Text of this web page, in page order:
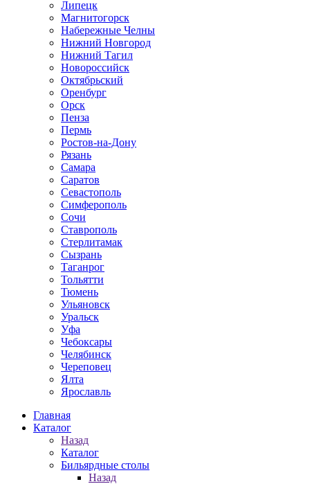
Липецк
Магнитогорск
Набережные Челны
Нижний Новгород
Нижний Тагил
Новороссийск
Октябрьский
Оренбург
Орск
Пенза
Пермь
Ростов-на-Дону
Рязань
Самара
Саратов
Севастополь
Симферополь
Сочи
Ставрополь
Стерлитамак
Сызрань
Таганрог
Тольятти
Тюмень
Ульяновск
Уральск
Уфа
Чебоксары
Челябинск
Череповец
Ялта
Ярославль
Главная
Каталог
Назад
Каталог
Бильярдные столы
Назад